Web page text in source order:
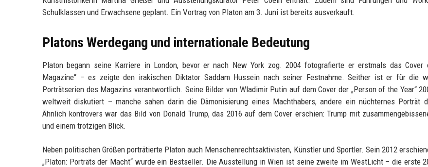
Schulklassen und Erwachsene geplant. Ein Vortrag von Platon am 3. Juni ist bereits ausverkauft.
Platons Werdegang und internationale Bedeutung
Platon begann seine Karriere in London, bevor er nach New York zog. 2004 fotografierte er erstmals das Cover
Magazine“ – es zeigte den irakischen Diktator Saddam Hussein nach seiner Festnahme. Seither ist er für die
Porträtserien des Magazins verantwortlich. Seine Bilder von Wladimir Putin auf dem Cover der „Person of the Year“
weltweit diskutiert – manche sahen darin die Dämonisierung eines Machthabers, andere ein nüchternes Porträt
Ähnlich kontrovers war das Bild von Donald Trump, das 2016 auf dem Cover erschien: Trump mit
und einem trotzigen Blick.
Neben politischen Größen porträtierte Platon auch Menschenrechtsaktivisten, Künstler und Sportler. Sein 2012
„Platon: Porträts der Macht“ wurde ein Bestseller. Die Ausstellung in Wien ist seine zweite im WestLicht – die erste